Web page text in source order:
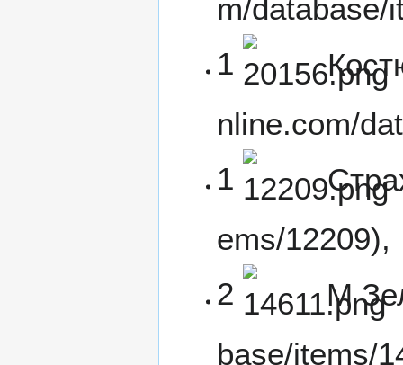
1
1
,
2
M